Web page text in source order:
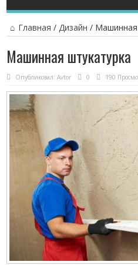
Главная /Дизайн / Машинная
Машинная штукатурка
Опубликовал:Avtor 0 190